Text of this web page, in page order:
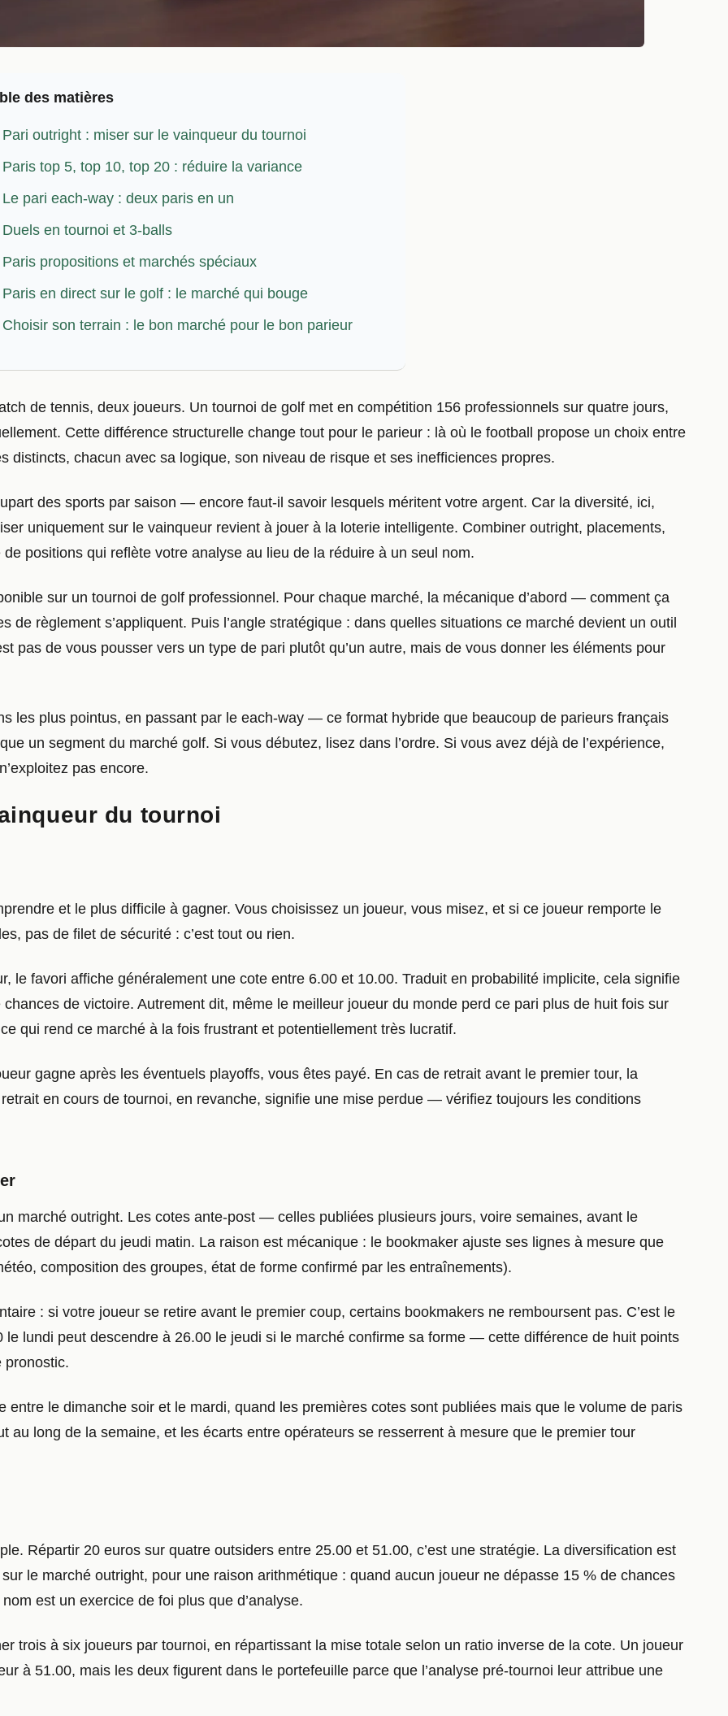
des matières
Pari outright : miser sur le vainqueur du tournoi
Paris top 5, top 10, top 20 : réduire la variance
Le pari each-way : deux paris en un
Duels en tournoi et 3-balls
Paris propositions et marchés spéciaux
Paris en direct sur le golf : le marché qui bouge
Choisir son terrain : le bon marché pour le bon parieur
de tennis, deux joueurs. Un tournoi de golf met en compétition 156 professionnels sur quatre jours,
Cette différence structurelle change tout pour le parieur : là où le football propose un choix entre
distincts, chacun avec sa logique, son niveau de risque et ses inefficiences propres.
des sports par saison — encore faut-il savoir lesquels méritent votre argent. Car la diversité, ici,
uniquement sur le vainqueur revient à jouer à la loterie intelligente. Combiner outright, placements,
positions qui reflète votre analyse au lieu de la réduire à un seul nom.
sur un tournoi de golf professionnel. Pour chaque marché, la mécanique d’abord — comment ça
de règlement s’appliquent. Puis l’angle stratégique : dans quelles situations ce marché devient un outil
pas de vous pousser vers un type de pari plutôt qu’un autre, mais de vous donner les éléments pour
les plus pointus, en passant par le each-way — ce format hybride que beaucoup de parieurs français
un segment du marché golf. Si vous débutez, lisez dans l’ordre. Si vous avez déjà de l’expérience,
pas encore.
du tournoi
et le plus difficile à gagner. Vous choisissez un joueur, vous misez, et si ce joueur remporte le
pas de filet de sécurité : c’est tout ou rien.
le favori affiche généralement une cote entre 6.00 et 10.00. Traduit en probabilité implicite, cela signifie
de victoire. Autrement dit, même le meilleur joueur du monde perd ce pari plus de huit fois sur
qui rend ce marché à la fois frustrant et potentiellement très lucratif.
gagne après les éventuels playoffs, vous êtes payé. En cas de retrait avant le premier tour, la
en cours de tournoi, en revanche, signifie une mise perdue — vérifiez toujours les conditions
marché outright. Les cotes ante-post — celles publiées plusieurs jours, voire semaines, avant le
de départ du jeudi matin. La raison est mécanique : le bookmaker ajuste ses lignes à mesure que
composition des groupes, état de forme confirmé par les entraînements).
: si votre joueur se retire avant le premier coup, certains bookmakers ne remboursent pas. C’est le
lundi peut descendre à 26.00 le jeudi si le marché confirme sa forme — cette différence de huit points
pronostic.
le dimanche soir et le mardi, quand les premières cotes sont publiées mais que le volume de paris
au long de la semaine, et les écarts entre opérateurs se resserrent à mesure que le premier tour
Répartir 20 euros sur quatre outsiders entre 25.00 et 51.00, c’est une stratégie. La diversification est
le marché outright, pour une raison arithmétique : quand aucun joueur ne dépasse 15 % de chances
est un exercice de foi plus que d’analyse.
trois à six joueurs par tournoi, en répartissant la mise totale selon un ratio inverse de la cote. Un joueur
à 51.00, mais les deux figurent dans le portefeuille parce que l’analyse pré-tournoi leur attribue une